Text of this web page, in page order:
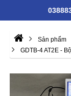
Sản phẩm
GDTB-4 AT2E -